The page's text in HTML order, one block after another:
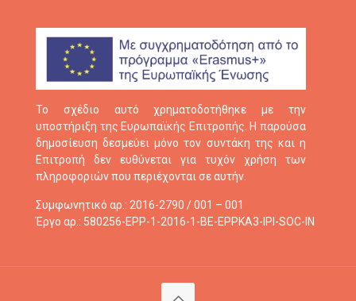
Το σχέδιο αυτό χρηματοδοτήθηκε με την
υποστήριξη της Ευρωπαϊκής Επιτροπής. Η παρούσα
δημοσίευση δεσμεύει μόνο τον συντάκη της και η
Επιτροπή δεν ευθύνεται για τυχόν χρήση των
πληροφοριών που περιέχονται σε αυτήν.
Συμφωνητικό αρ.: 2016-2790 / 001 – 001
Έργο αρ.: 580256-EPP-1-2016-1-BE-EPPKA3-IPI-SOC-IN